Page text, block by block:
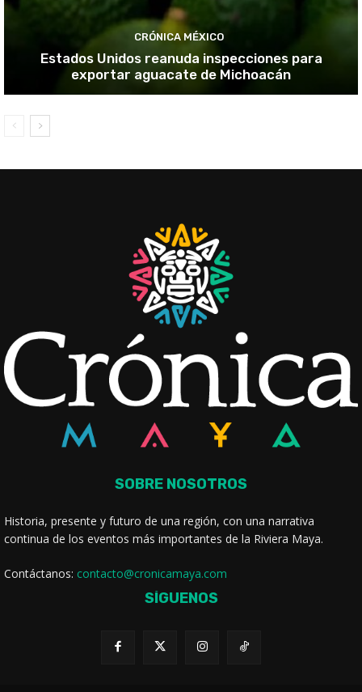
CRÓNICA MÉXICO
Estados Unidos reanuda inspecciones para
exportar aguacate de Michoacán
SOBRE NOSOTROS
Historia, presente y futuro de una región, con una narrativa
continua de los eventos más importantes de la Riviera Maya.
Contáctanos: contacto@cronicamaya.com
SÍGUENOS